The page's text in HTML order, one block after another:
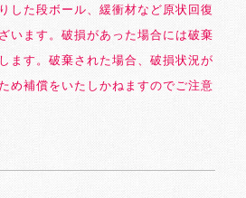
した段ボール、緩衝材など原状回復
います。破損があった場合には破棄
ます。破棄された場合、破損状況が
め補償をいたしかねますのでご注意